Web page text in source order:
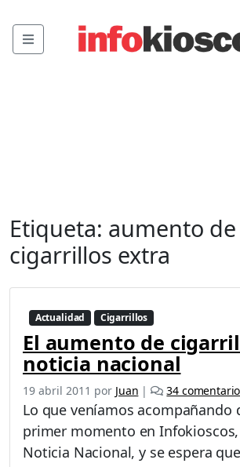
Menu
Etiqueta: aumento de
cigarrillos extra
Actualidad Cigarrillos
El aumento de
noticia nacional
19 abril 2011 por Juan | 34
Lo que veníamos acompañando
primer momento en Infokioscos,
Noticia Nacional, y se espera